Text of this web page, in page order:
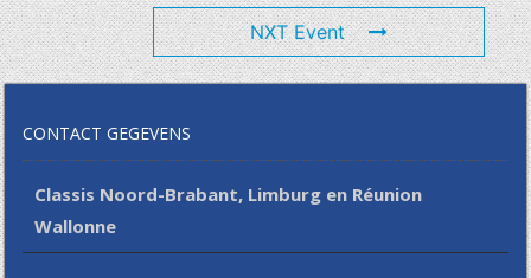
NXT Event
CONTACT GEGEVENS
Classis Noord-Brabant, Limburg en Réunion
Wallonne